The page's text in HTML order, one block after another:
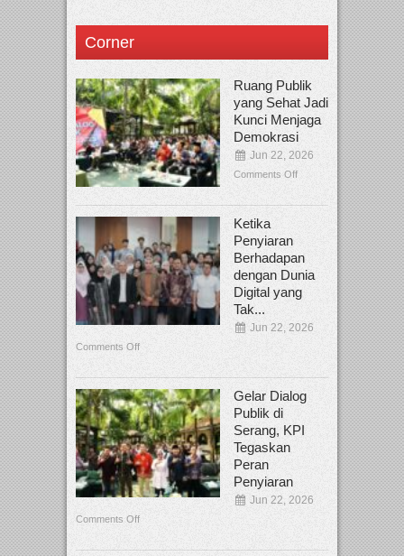
Corner
Ruang Publik
yang Sehat Jadi
Kunci Menjaga
Demokrasi
Jun 22, 2026
Comments Off
Ketika
Penyiaran
Berhadapan
dengan Dunia
Digital yang
Tak...
Jun 22, 2026
Comments Off
Gelar Dialog
Publik di
Serang, KPI
Tegaskan
Peran
Penyiaran
Jun 22, 2026
Comments Off